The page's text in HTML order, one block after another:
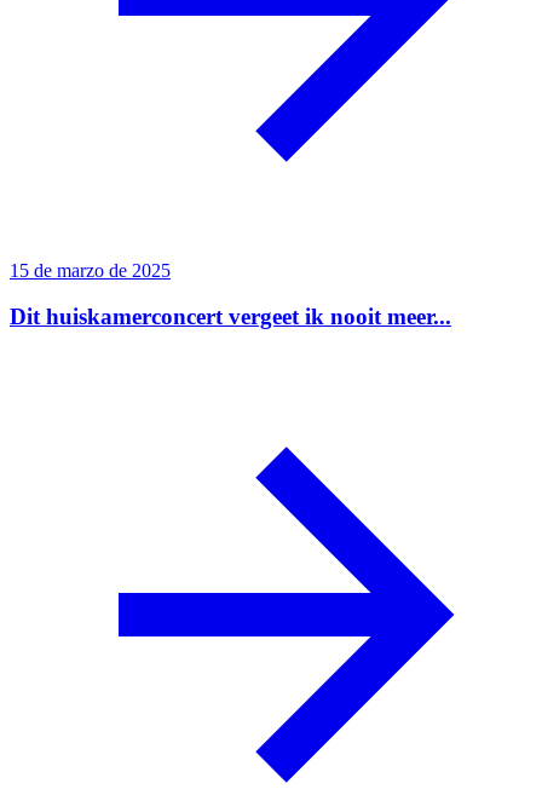
15 de marzo de 2025
Dit huiskamerconcert vergeet ik nooit meer...